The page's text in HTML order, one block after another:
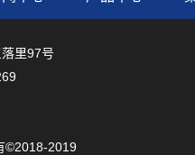
里97号
©2018-2019